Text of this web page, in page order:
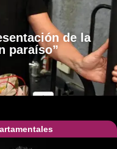
de la
paraíso”